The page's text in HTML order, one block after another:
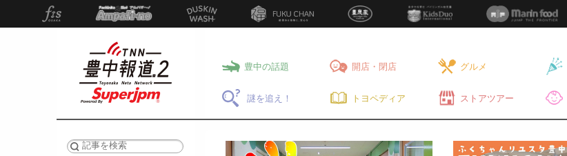
豊中の話題 開店・閉店 グルメ
謎を追え！ トヨペディア ストアツアー